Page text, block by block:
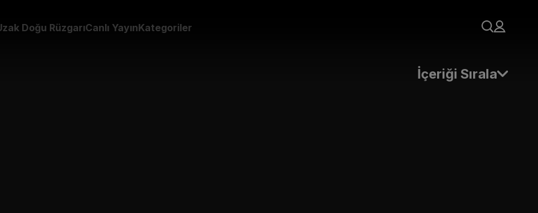
Doğu RüzgarıCanlı YayınKategoriler
İçeriği Sırala